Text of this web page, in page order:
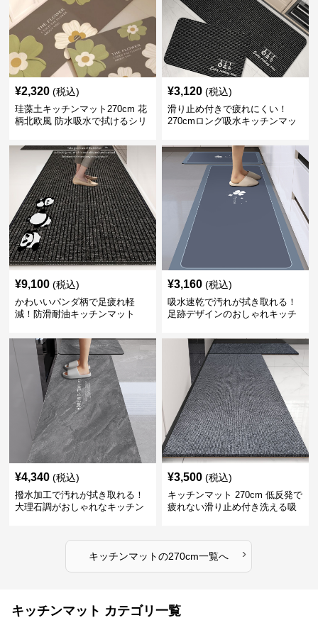
¥2,320 (税込)
珪藻土キッチンマット270cm 花
柄北欧風 防水吸水で拭けるシリ
¥3,120 (税込)
滑り止め付きで疲れにくい！
270cmロング吸水キッチンマッ
¥9,100 (税込)
かわいいパンダ柄で足疲れ軽
減！防滑耐油キッチンマット
¥3,160 (税込)
吸水速乾で汚れが拭き取れる！
足跡デザインのおしゃれキッチ
¥4,340 (税込)
撥水加工で汚れが拭き取れる！
大理石調がおしゃれなキッチン
¥3,500 (税込)
キッチンマット 270cm 低反発で
疲れない滑り止め付き洗える吸
キッチンマットの270cm一覧へ ›
キッチンマット カテゴリ一覧